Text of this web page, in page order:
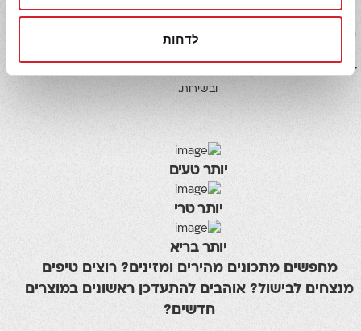
לדחות
בכל מוצרי יכין הושקעו משאבים ומאמצים רבים ונעשה שימוש
בטכנולוגיות חדישות, על מנת להציבם ברף האיכות הגבוה ביותר בשוק
דרכנו, ומתוך תפיסה זו אנו מחויבים לפעול למען שיפור מתמיד באיכות
ובשירות.
יותר בריא
יותר טרי
יותר טעים
מחפשים מתכונים מהירים ומזינים? רוצים טיפים
מנצחים לבישול? אוהבים להתעדכן ראשונים במוצרים
חדשים?